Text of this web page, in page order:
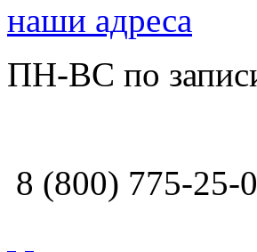
наши адреса
ПН-ВС по
8 (800) 775-25-